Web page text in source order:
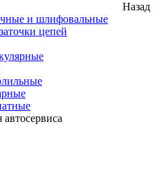
Назад
и шлифовальные
цепей